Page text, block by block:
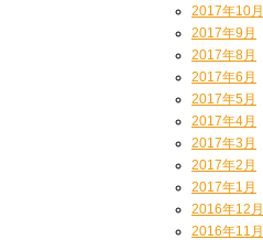
2017年10月
2017年9月
2017年8月
2017年6月
2017年5月
2017年4月
2017年3月
2017年2月
2017年1月
2016年12月
2016年11月